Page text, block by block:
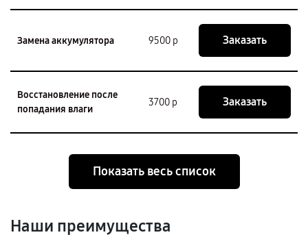
Замена аккумулятора 9500 р Заказать
Восстановление после
попадания влаги
3700 р Заказать
Показать весь список
Наши преимущества